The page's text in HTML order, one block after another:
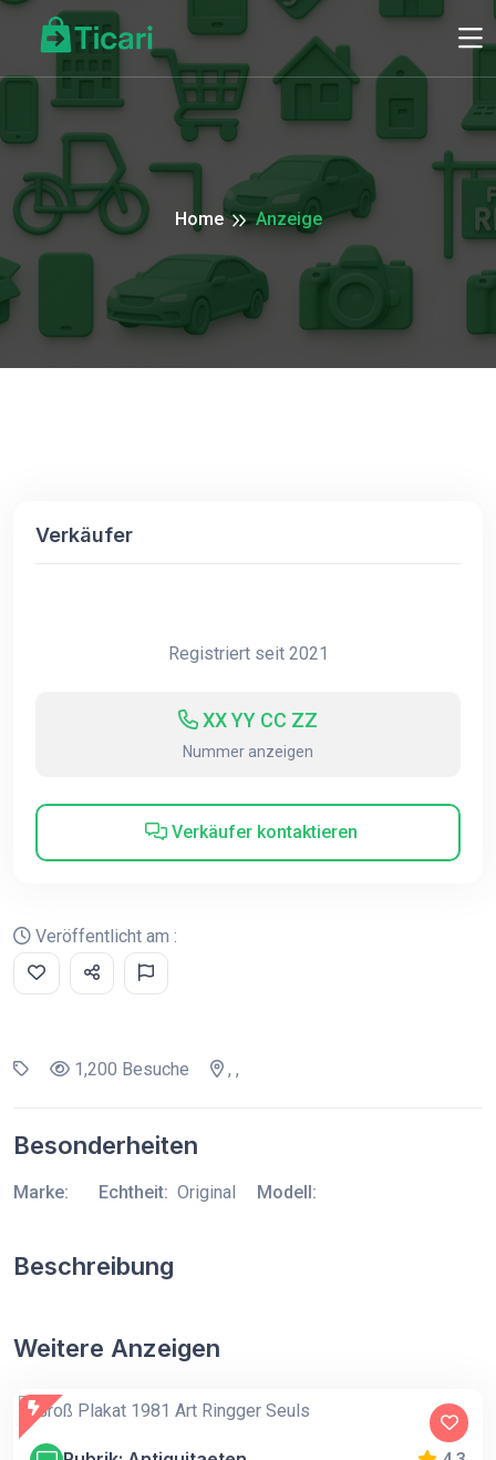
Home Anzeige
Verkäufer
Registriert seit 2021
XX YY CC ZZ
Nummer anzeigen
Verkäufer kontaktieren
Veröffentlicht am :
1,200 Besuche , ,
Besonderheiten
Marke: Echtheit: Original Modell:
Beschreibung
Weitere Anzeigen